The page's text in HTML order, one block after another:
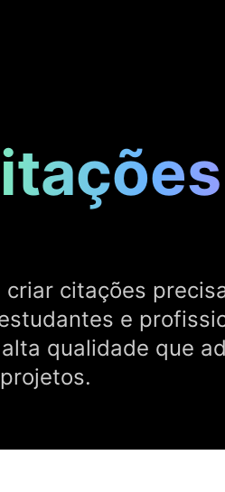
citações
e
qualidade que